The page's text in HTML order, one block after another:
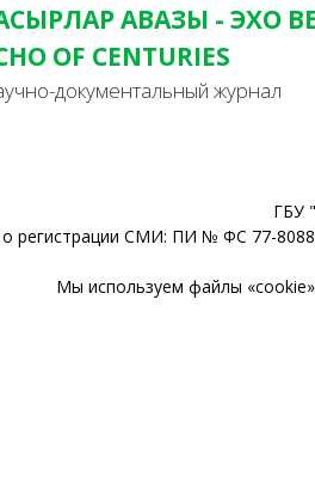
АВАЗЫ - ЭХО
OF CENTURIES
документальный журнал
ГБУ
регистрации СМИ: ПИ № ФС 77-
Мы используем файлы «cookie»